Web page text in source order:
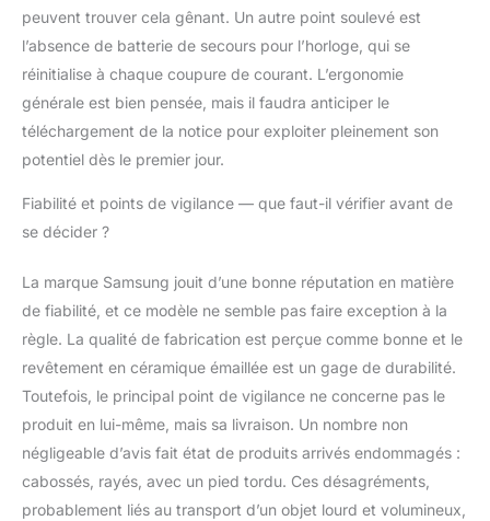
peuvent trouver cela gênant. Un autre point soulevé est
l’absence de batterie de secours pour l’horloge, qui se
réinitialise à chaque coupure de courant. L’ergonomie
générale est bien pensée, mais il faudra anticiper le
téléchargement de la notice pour exploiter pleinement son
potentiel dès le premier jour.
Fiabilité et points de vigilance — que faut-il vérifier avant de
se décider ?
La marque Samsung jouit d’une bonne réputation en matière
de fiabilité, et ce modèle ne semble pas faire exception à la
règle. La qualité de fabrication est perçue comme bonne et le
revêtement en céramique émaillée est un gage de durabilité.
Toutefois, le principal point de vigilance ne concerne pas le
produit en lui-même, mais sa livraison. Un nombre non
négligeable d’avis fait état de produits arrivés endommagés :
cabossés, rayés, avec un pied tordu. Ces désagréments,
probablement liés au transport d’un objet lourd et volumineux,